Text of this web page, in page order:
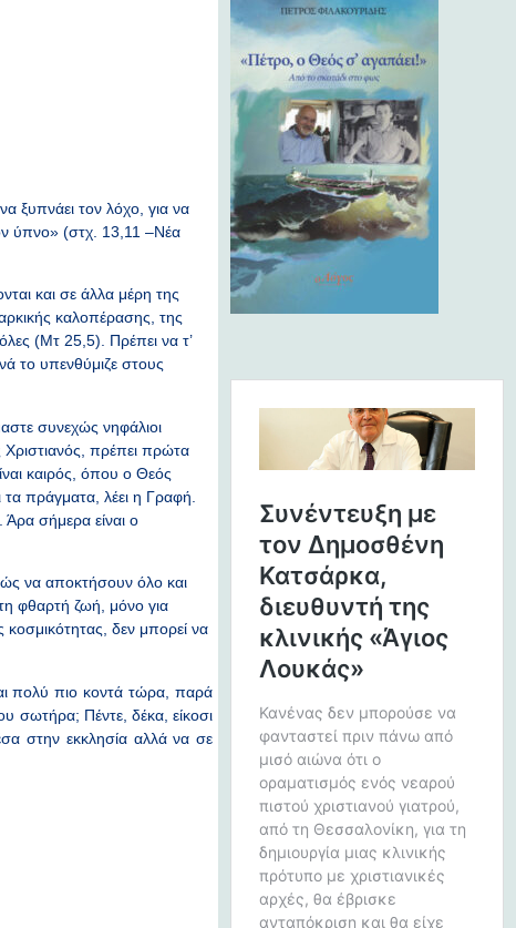
ξυπνάει τον λόχο, για να
ύπνο» (στχ. 13,11 –Νέα
και σε άλλα μέρη της
καλοπέρασης, της
(Μτ 25,5). Πρέπει να τ’
το υπενθύμιζε στους
συνεχώς νηφάλιοι
Χριστιανός, πρέπει πρώτα
καιρός, όπου ο Θεός
τα πράγματα, λέει η Γραφή.
Άρα σήμερα είναι ο
να αποκτήσουν όλο και
φθαρτή ζωή, μόνο για
κοσμικότητας, δεν μπορεί να
πολύ πιο κοντά τώρα, παρά
σωτήρα; Πέντε, δέκα, είκοσι
στην εκκλησία αλλά να σε